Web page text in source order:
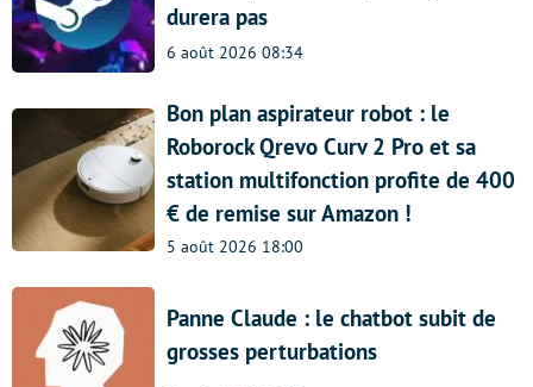
durera pas
6 août 2026 08:34
Bon plan aspirateur robot : le
Roborock Qrevo Curv 2 Pro et sa
station multifonction profite de 400
€ de remise sur Amazon !
5 août 2026 18:00
Panne Claude : le chatbot subit de
grosses perturbations